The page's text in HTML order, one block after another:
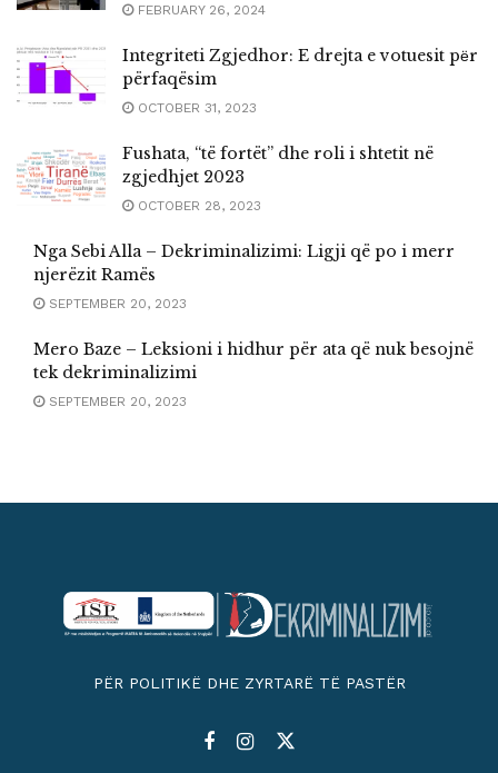
FEBRUARY 26, 2024
Integriteti Zgjedhor: E drejta e votuesit pёr
përfaqësim
OCTOBER 31, 2023
Fushata, “të fortët” dhe roli i shtetit në
zgjedhjet 2023
OCTOBER 28, 2023
Nga Sebi Alla – Dekriminalizimi: Ligji që po i merr
njerëzit Ramës
SEPTEMBER 20, 2023
Mero Baze – Leksioni i hidhur për ata që nuk besojnë
tek dekriminalizimi
SEPTEMBER 20, 2023
PËR POLITIKË DHE ZYRTARË TË PASTËR